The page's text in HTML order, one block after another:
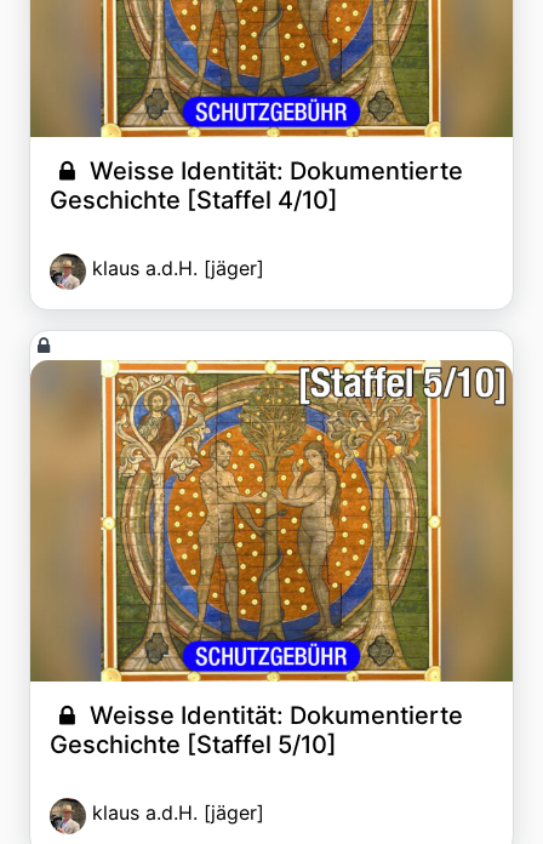
Weisse Identität: Dokumentierte
Geschichte [Staffel 4/10]
klaus a.d.H. [jäger]
Weisse Identität: Dokumentierte
Geschichte [Staffel 5/10]
klaus a.d.H. [jäger]